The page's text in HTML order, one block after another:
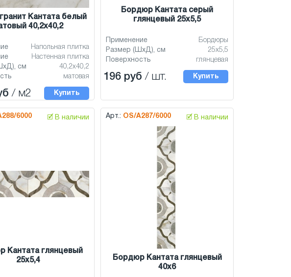
Кантата белый
40,2x40,2
Напольная плитка
Настенная плитка
см
40,2x40,2
матовая
/ м2 Купить
Бордюр Кантата серый
глянцевый 25x5,5
Применение
Бордюры
Размер (ШхД), см
25x5,5
Поверхность
глянцевая
196 руб / шт. Купить
6000 🗹 В наличии
Кантата глянцевый
25x5,4
Арт.: OS/A287/6000 🗹 В наличии
Бордюр Кантата глянцевый
40x6